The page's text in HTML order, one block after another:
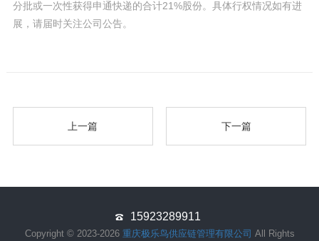
分批或一次性获得申通快递的合计21%股份。具体行权情况如有进
展，请届时关注公司公告。
上一篇 下一篇
15923289911
Copyright © 2023-2026 重庆极乐鸟供应链管理有限公司 All Rights